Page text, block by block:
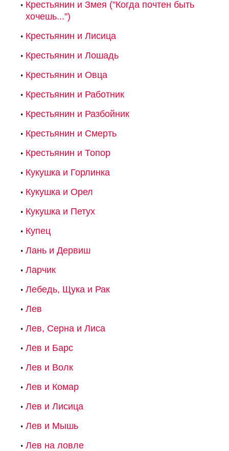
Крестьянин и Змея ("Когда почтен быть
хочешь...")
Крестьянин и Лисица
Крестьянин и Лошадь
Крестьянин и Овца
Крестьянин и Работник
Крестьянин и Разбойник
Крестьянин и Смерть
Крестьянин и Топор
Кукушка и Горлинка
Кукушка и Орел
Кукушка и Петух
Купец
Лань и Дервиш
Ларчик
Лебедь, Щука и Рак
Лев
Лев, Серна и Лиса
Лев и Барс
Лев и Волк
Лев и Комар
Лев и Лисица
Лев и Мышь
Лев на ловле